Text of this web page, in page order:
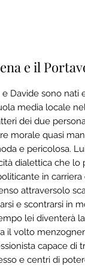
e il
e Davide sono
media locale
dei due
morale quasi
e pericolosa.
dialettica che lo
in
attraversolo
e scontrarsi in
lei diventerà la
il volto
capace di
e centri di